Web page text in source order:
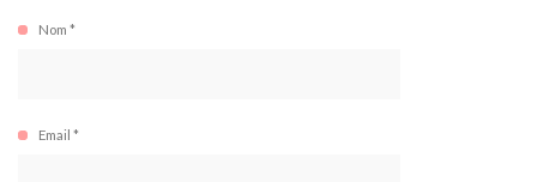
Nom *
Email *